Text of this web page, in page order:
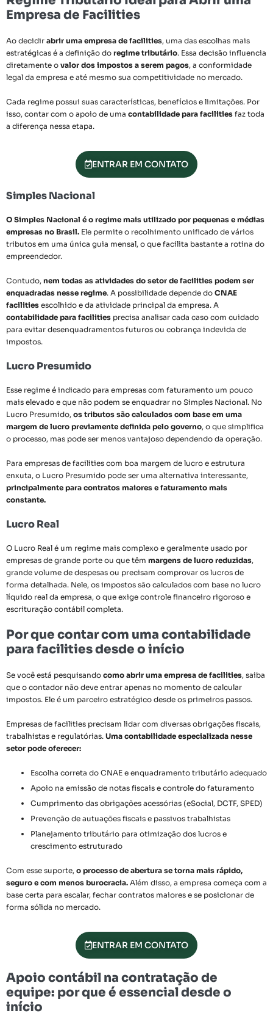
Empresa de Facilities
Ao decidir abrir uma empresa de facilities, uma das escolhas mais
estratégicas é a definição do regime tributário. Essa decisão influencia
diretamente o valor dos impostos a serem pagos, a conformidade
legal da empresa e até mesmo sua competitividade no mercado.
Cada regime possui suas características, benefícios e limitações. Por
isso, contar com o apoio de uma contabilidade para facilities faz toda
a diferença nessa etapa.
ENTRAR EM CONTATO
Simples Nacional
O Simples Nacional é o regime mais utilizado por pequenas e médias
empresas no Brasil. Ele permite o recolhimento unificado de vários
tributos em uma única guia mensal, o que facilita bastante a rotina do
empreendedor.
Contudo, nem todas as atividades do setor de facilities podem ser
enquadradas nesse regime. A possibilidade depende do CNAE
facilities escolhido e da atividade principal da empresa. A
contabilidade para facilities precisa analisar cada caso com cuidado
para evitar desenquadramentos futuros ou cobrança indevida de
impostos.
Lucro Presumido
Esse regime é indicado para empresas com faturamento um pouco
mais elevado e que não podem se enquadrar no Simples Nacional. No
Lucro Presumido, os tributos são calculados com base em uma
margem de lucro previamente definida pelo governo, o que simplifica
o processo, mas pode ser menos vantajoso dependendo da operação.
Para empresas de facilities com boa margem de lucro e estrutura
enxuta, o Lucro Presumido pode ser uma alternativa interessante,
principalmente para contratos maiores e faturamento mais
constante.
Lucro Real
O Lucro Real é um regime mais complexo e geralmente usado por
empresas de grande porte ou que têm margens de lucro reduzidas,
grande volume de despesas ou precisam comprovar os lucros de
forma detalhada. Nele, os impostos são calculados com base no lucro
líquido real da empresa, o que exige controle financeiro rigoroso e
escrituração contábil completa.
Por que contar com uma contabilidade
para facilities desde o início
Se você está pesquisando como abrir uma empresa de facilities, saiba
que o contador não deve entrar apenas no momento de calcular
impostos. Ele é um parceiro estratégico desde os primeiros passos.
Empresas de facilities precisam lidar com diversas obrigações fiscais,
trabalhistas e regulatórias. Uma contabilidade especializada nesse
setor pode oferecer:
Escolha correta do CNAE e enquadramento tributário adequado
Apoio na emissão de notas fiscais e controle do faturamento
Cumprimento das obrigações acessórias (eSocial, DCTF, SPED)
Prevenção de autuações fiscais e passivos trabalhistas
Planejamento tributário para otimização dos lucros e
crescimento estruturado
Com esse suporte, o processo de abertura se torna mais rápido,
seguro e com menos burocracia. Além disso, a empresa começa com a
base certa para escalar, fechar contratos maiores e se posicionar de
forma sólida no mercado.
ENTRAR EM CONTATO
Apoio contábil na contratação de
equipe: por que é essencial desde o
início